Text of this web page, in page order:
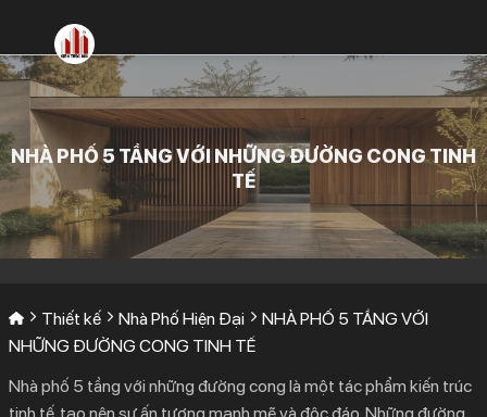
nội
dung
NHÀ PHỐ 5 TẦNG VỚI NHỮNG ĐƯỜNG CONG TINH
TẾ
Thiết kế Nhà Phố Hiện Đại
NHÀ PHỐ 5 TẦNG VỚI
NHỮNG ĐƯỜNG CONG TINH TẾ
Nhà phố 5 tầng với những đường cong là một tác phẩm kiến trúc